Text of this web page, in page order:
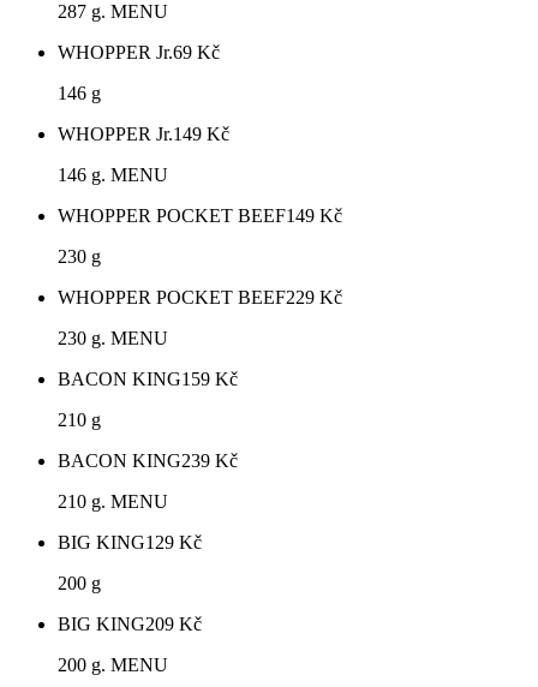
287 g. MENU
WHOPPER Jr.69 Kč
146 g
WHOPPER Jr.149 Kč
146 g. MENU
WHOPPER POCKET BEEF149 Kč
230 g
WHOPPER POCKET BEEF229 Kč
230 g. MENU
BACON KING159 Kč
210 g
BACON KING239 Kč
210 g. MENU
BIG KING129 Kč
200 g
BIG KING209 Kč
200 g. MENU